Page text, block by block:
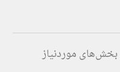
بخش‌های موردنیاز